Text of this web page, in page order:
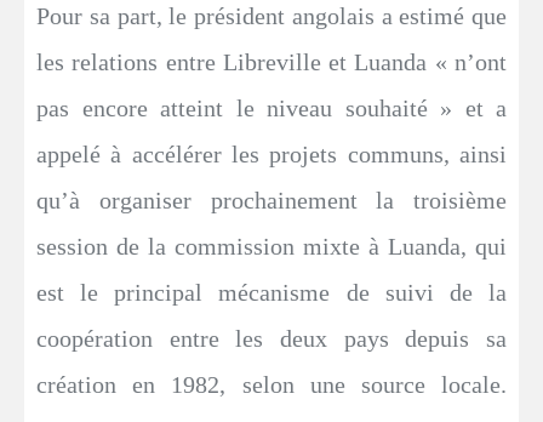
Pour sa part, le président angolais a estimé que
les relations entre Libreville et Luanda « n’ont
pas encore atteint le niveau souhaité » et a
appelé à accélérer les projets communs, ainsi
qu’à organiser prochainement la troisième
session de la commission mixte à Luanda, qui
est le principal mécanisme de suivi de la
coopération entre les deux pays depuis sa
création en 1982, selon une source locale.